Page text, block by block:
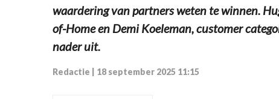
waardering van partners weten te winnen.
of-Home en Demi Koeleman, customer
nader uit.
Redactie 18 september 2025 11:15